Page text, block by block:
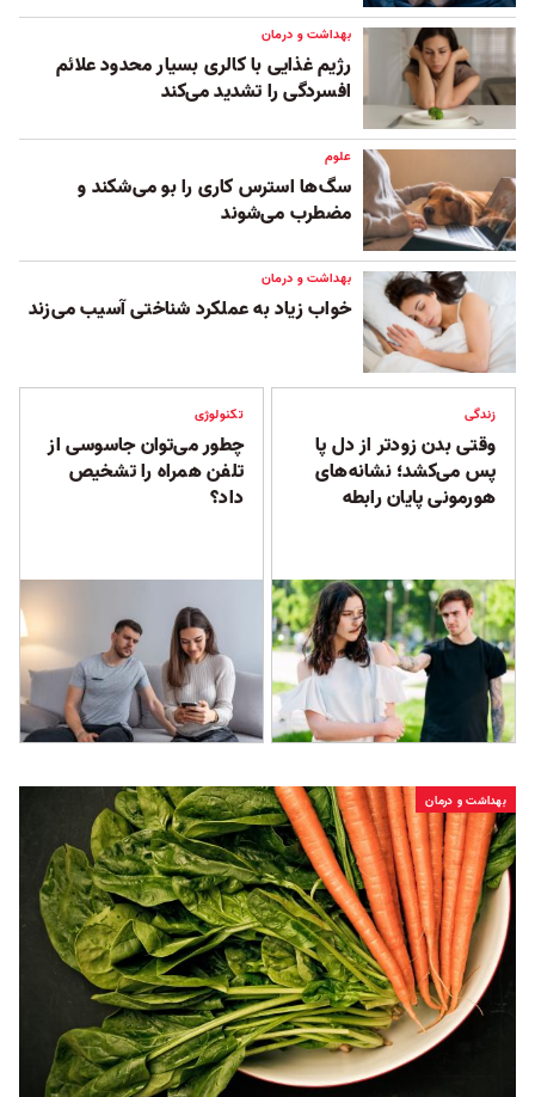
بهداشت و درمان
رژیم غذایی با کالری بسیار محدود علائم
افسردگی را تشدید می‌کند
علوم
سگ‌ها استرس کاری را بو می‌شکند و
مضطرب می‌شوند
بهداشت و درمان
خواب زیاد به عملکرد شناختی آسیب می‌زند
زندگی
وقتی بدن زودتر از دل پا
پس می‌کشد؛ نشانه‌های
هورمونی پایان رابطه
تکنولوژی
چطور می‌توان جاسوسی از
تلفن همراه را تشخیص
داد؟
بهداشت و درمان